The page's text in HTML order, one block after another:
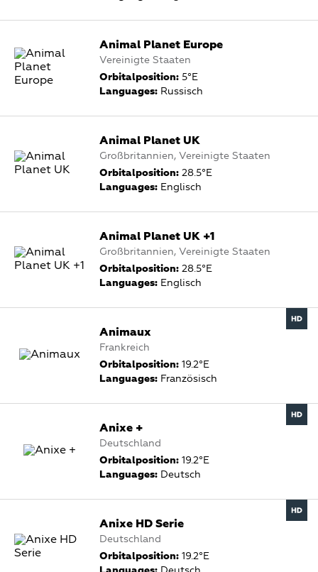
Animal Planet Europe
Vereinigte Staaten
Orbitalposition: 5°E
Languages: Russisch
Animal Planet UK
Großbritannien, Vereinigte Staaten
Orbitalposition: 28.5°E
Languages: Englisch
Animal Planet UK +1
Großbritannien, Vereinigte Staaten
Orbitalposition: 28.5°E
Languages: Englisch
Animaux
Frankreich
Orbitalposition: 19.2°E
Languages: Französisch
Anixe +
Deutschland
Orbitalposition: 19.2°E
Languages: Deutsch
Anixe HD Serie
Deutschland
Orbitalposition: 19.2°E